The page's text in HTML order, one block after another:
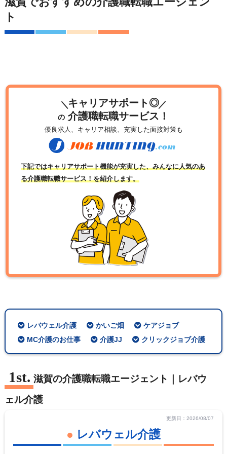
ト
キャリアサポート◎
の 介護職転職サービス！
優良求人、キャリア相談、充実した面接対策も
下記ではキャリアサポート機能が充実した、みんなに人気のあ
る介護職転職サービス！を紹介します。
レバウェル介護 かいご畑
ケアジョブ
MC介護のお仕事
介護JJ クリックジョブ介護
滋賀の介護職転職エージェント｜レバウ
ェル介護
更新日：2026/08/07
レバウェル介護